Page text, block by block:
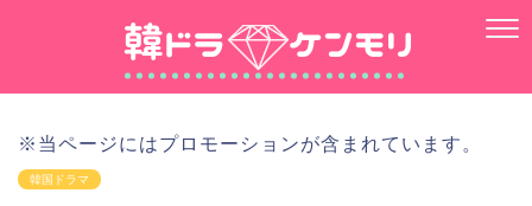
※当ページにはプロモーションが含まれています。
韓国ドラマ